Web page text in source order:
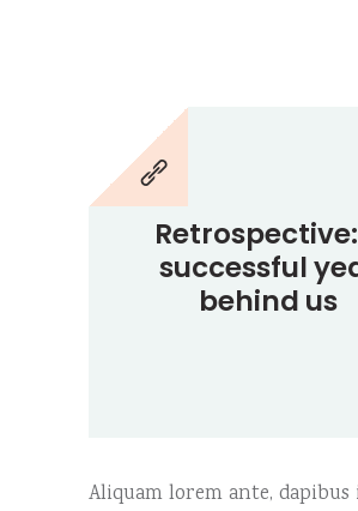
successful
behind us
Aliquam lorem ante,